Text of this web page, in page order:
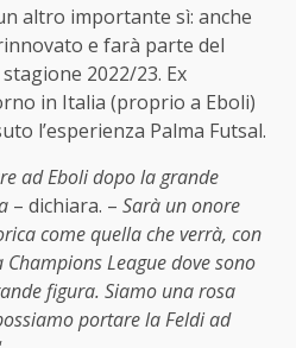
altro importante sì: anche
e farà parte del
2022/23. Ex
in Italia (proprio a Eboli)
l’esperienza Palma Futsal.
ad Eboli dopo la grande
– dichiara. – Sarà un onore
come quella che verrà, con
League dove sono
figura. Siamo una rosa
portare la Feldi ad